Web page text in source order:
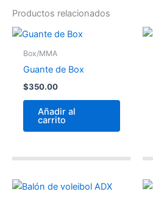
Productos relacionados
Box/MMA
Guante de Box
$350.00
Añadir al
carrito